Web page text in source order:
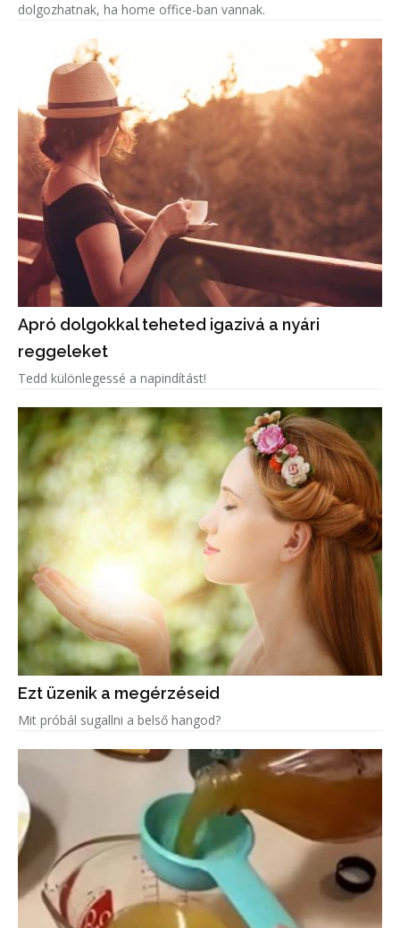
dolgozhatnak, ha home office-ban vannak.
Apró dolgokkal teheted igazivá a nyári
reggeleket
Tedd különlegessé a napindítást!
Ezt üzenik a megérzéseid
Mit próbál sugallni a belső hangod?